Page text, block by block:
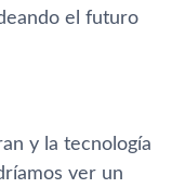
el futuro
y la tecnología
ver un